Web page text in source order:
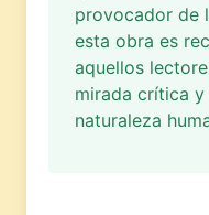
provocador de
esta obra es
aquellos
mirada crítica
naturaleza